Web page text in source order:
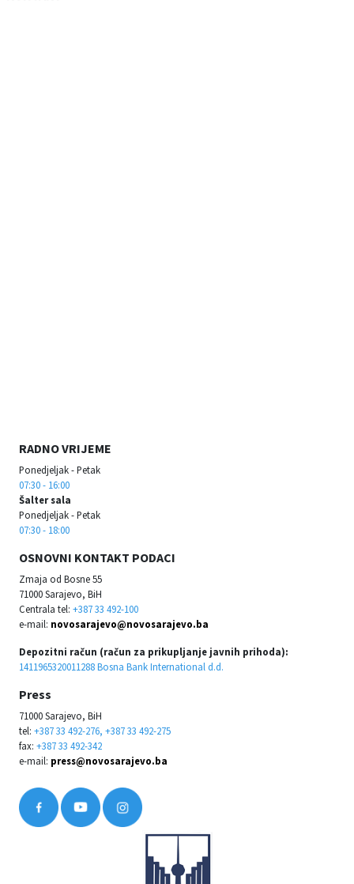
RADNO VRIJEME
Ponedjeljak - Petak
07:30 - 16:00
Šalter sala
Ponedjeljak - Petak
07:30 - 18:00
OSNOVNI KONTAKT PODACI
Zmaja od Bosne 55
71000 Sarajevo, BiH
Centrala tel: +387 33 492-100
e-mail: novosarajevo@novosarajevo.ba
Depozitni račun (račun za prikupljanje javnih prihoda):
1411965320011288 Bosna Bank International d.d.
Press
71000 Sarajevo, BiH
tel: +387 33 492-276, +387 33 492-275
fax: +387 33 492-342
e-mail: press@novosarajevo.ba